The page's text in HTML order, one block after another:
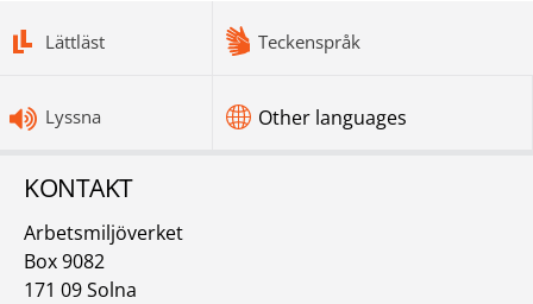
Lättläst Teckenspråk
Lyssna Other languages
KONTAKT
Arbetsmiljöverket
Box 9082
171 09 Solna